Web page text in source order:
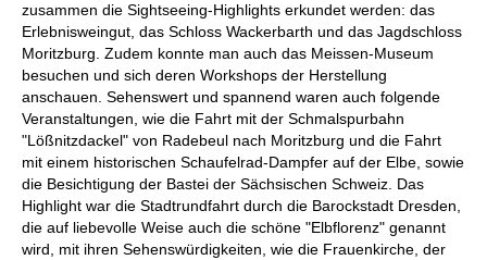
zusammen die Sightseeing-Highlights erkundet werden: das
Erlebnisweingut, das Schloss Wackerbarth und das Jagdschloss
Moritzburg. Zudem konnte man auch das Meissen-Museum
besuchen und sich deren Workshops der Herstellung
anschauen. Sehenswert und spannend waren auch folgende
Veranstaltungen, wie die Fahrt mit der Schmalspurbahn
"Lößnitzdackel" von Radebeul nach Moritzburg und die Fahrt
mit einem historischen Schaufelrad-Dampfer auf der Elbe, sowie
die Besichtigung der Bastei der Sächsischen Schweiz. Das
Highlight war die Stadtrundfahrt durch die Barockstadt Dresden,
die auf liebevolle Weise auch die schöne "Elbflorenz" genannt
wird, mit ihren Sehenswürdigkeiten, wie die Frauenkirche, der